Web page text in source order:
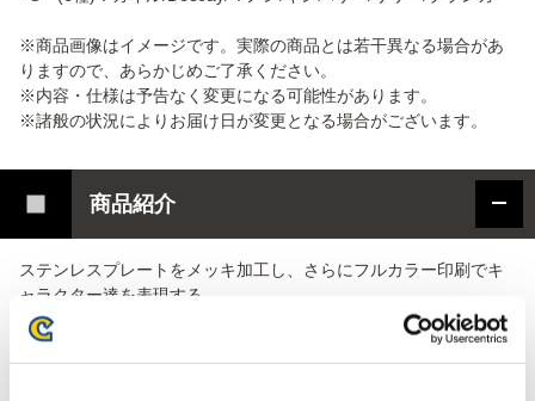
※商品画像はイメージです。実際の商品とは若干異なる場合があ
りますので、あらかじめご了承ください。
※内容・仕様は予告なく変更になる可能性があります。
※諸般の状況によりお届け日が変更となる場合がございます。
商品紹介
ステンレスプレートをメッキ加工し、さらにフルカラー印刷でキ
ャラクター達を表現する
全く新しい製造方法で作成する高級なバッジです。
通常の缶バッジとは違う素材、製造方法で通常の缶バッジには出